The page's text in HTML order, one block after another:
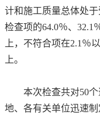
计和施工质量总体处
检查项的64.0％、32.1
上，不符合项在2.1％
上。
本次检查共对50个
地、各有关单位迅速